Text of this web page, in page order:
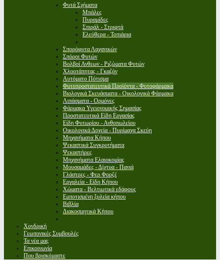
Φυτά Σχήματα
Μπάλες
Πυραμίδες
Σπιράλ - Στριφτά
Ελεύθερα - Τοπιάρια
Σπορόφυτα Λαχανικών
Σπόροι Φυτών
Βολβοί Ανθεων - Ριζώματα Φυτών
Χλοοτάπητας - Γκαζόν
Αυτόματο Πότισμα
Φυτοπροστατευτικά Προϊόντα - Φυτοφάρμακα
Βιολογικά Σκευάσματα - Οικολογικά Φάρμακα
Λιπάσματα - Ορμόνες
Φάρμακα Υγειονομικής Σημασίας
Προστατευτικά Είδη Εργασίας
Είδη Φυτωρίου - Ανθοπωλείου
Οικολογικά Δοχεία - Πυρίμαχα Σκεύη
Μηχανήματα Κήπου
Ψεκαστικά Συγκροτήματα
Ψεκαστήρες
Μηχανήματα Ελαιοκομίας
Μουσαμάδες - Δίχτυα - Πανιά
Γλάστρες - Φερ Φορζέ
Εργαλεία - Είδη Κήπου
Χώματα - Βελτιωτικά εδάφους
Εμποτισμένη ξυλεία κήπου
Βιβλία
Διακοσμητικά Κήπου
Χονδρική
Γεωπονικές Συμβουλές
Τα νέα μας
Επικοινωνία
Που βρισκόμαστε